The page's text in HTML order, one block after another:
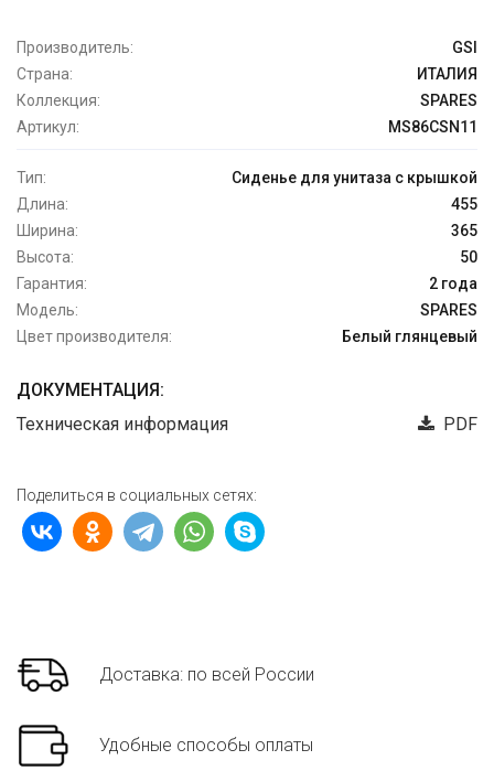
Производитель:
GSI
Страна:
ИТАЛИЯ
Коллекция:
SPARES
Артикул:
MS86CSN11
Тип:
Сиденье для унитаза с крышкой
Длина:
455
Ширина:
365
Высота:
50
Гарантия:
2 года
Модель:
SPARES
Цвет производителя:
Белый глянцевый
ДОКУМЕНТАЦИЯ:
Техническая информация
PDF
Поделиться в социальных сетях:
Доставка: по всей России
Удобные способы оплаты